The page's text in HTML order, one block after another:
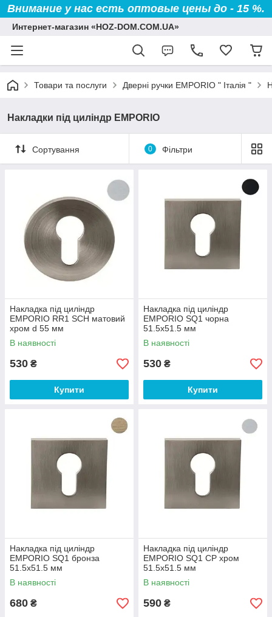
Внимание у нас есть оптовые цены до - 15 %.
Интернет-магазин «HOZ-DOM.COM.UA»
Товари та послуги Дверні ручки EMPORIO " Італія "
Накладки під циліндр EMPORIO
Сортування 0 Фільтри
Накладка під циліндр
EMPORIO RR1 SCH матовий
хром d 55 мм
В наявності
530 ₴
Купити
Накладка під циліндр
EMPORIO SQ1 чорна
51.5x51.5 мм
В наявності
530 ₴
Купити
Накладка під циліндр
EMPORIO SQ1 бронза
51.5x51.5 мм
В наявності
680 ₴
Накладка під циліндр
EMPORIO SQ1 CP хром
51.5x51.5 мм
В наявності
590 ₴